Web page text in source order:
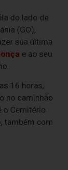
do lado de
(GO),
sua última
e ao seu
16 horas,
no caminhão
o Cemitério
também com